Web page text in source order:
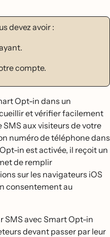
devez avoir :
compte.
Opt-in dans un
et vérifier facilement
SMS aux visiteurs de votre
numéro de téléphone dans
in est activée, il reçoit un
de remplir
sur les navigateurs iOS
consentement au
SMS avec Smart Opt-in
devant passer par leur